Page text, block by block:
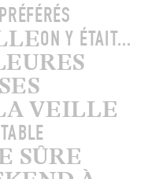
ON Y ÉTAIT...
VEILLE
SÛRE